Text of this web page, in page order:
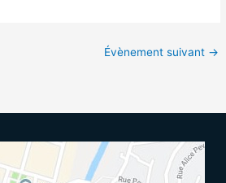
Évènement suivant →